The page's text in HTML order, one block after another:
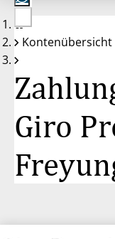
Keine
Konten
Kontenübersicht
Giro